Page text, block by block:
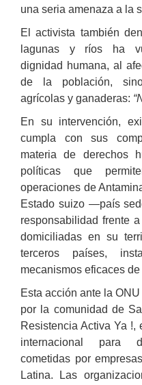
una seria amenaza a la
El activista también
lagunas y ríos ha
dignidad humana, al
de la población,
agrícolas y ganaderas:
En su intervención,
cumpla con sus
materia de derechos
políticas que
operaciones de
Estado suizo —país
responsabilidad frente
domiciliadas en su
terceros países,
mecanismos eficaces
Esta acción ante la
por la comunidad de
Resistencia Activa Ya !,
internacional para
cometidas por
Latina. Las